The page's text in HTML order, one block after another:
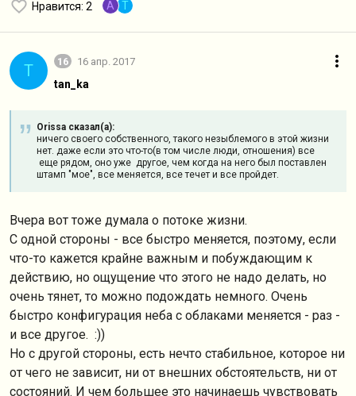
Нравится: 2 A T
T 16 16 апр. 2017
tan_ka
Orissa сказал(а):
ничего своего собственного, такого незыблемого в этой жизни
нет. даже если это что-то(в том числе люди, отношения) все
еще рядом, оно уже другое, чем когда на него был поставлен
штамп "мое", все меняется, все течет и все пройдет.
Вчера вот тоже думала о потоке жизни.
С одной стороны - все быстро меняется, поэтому, если
что-то кажется крайне важным и побуждающим к
действию, но ощущение что этого не надо делать, но
очень тянет, то можно подождать немного. Очень
быстро конфигурация неба с облаками меняется - раз -
и все другое. :))
Но с другой стороны, есть нечто стабильное, которое ни
от чего не зависит, ни от внешних обстоятельств, ни от
состояний. И чем большее это начинаешь чувствовать